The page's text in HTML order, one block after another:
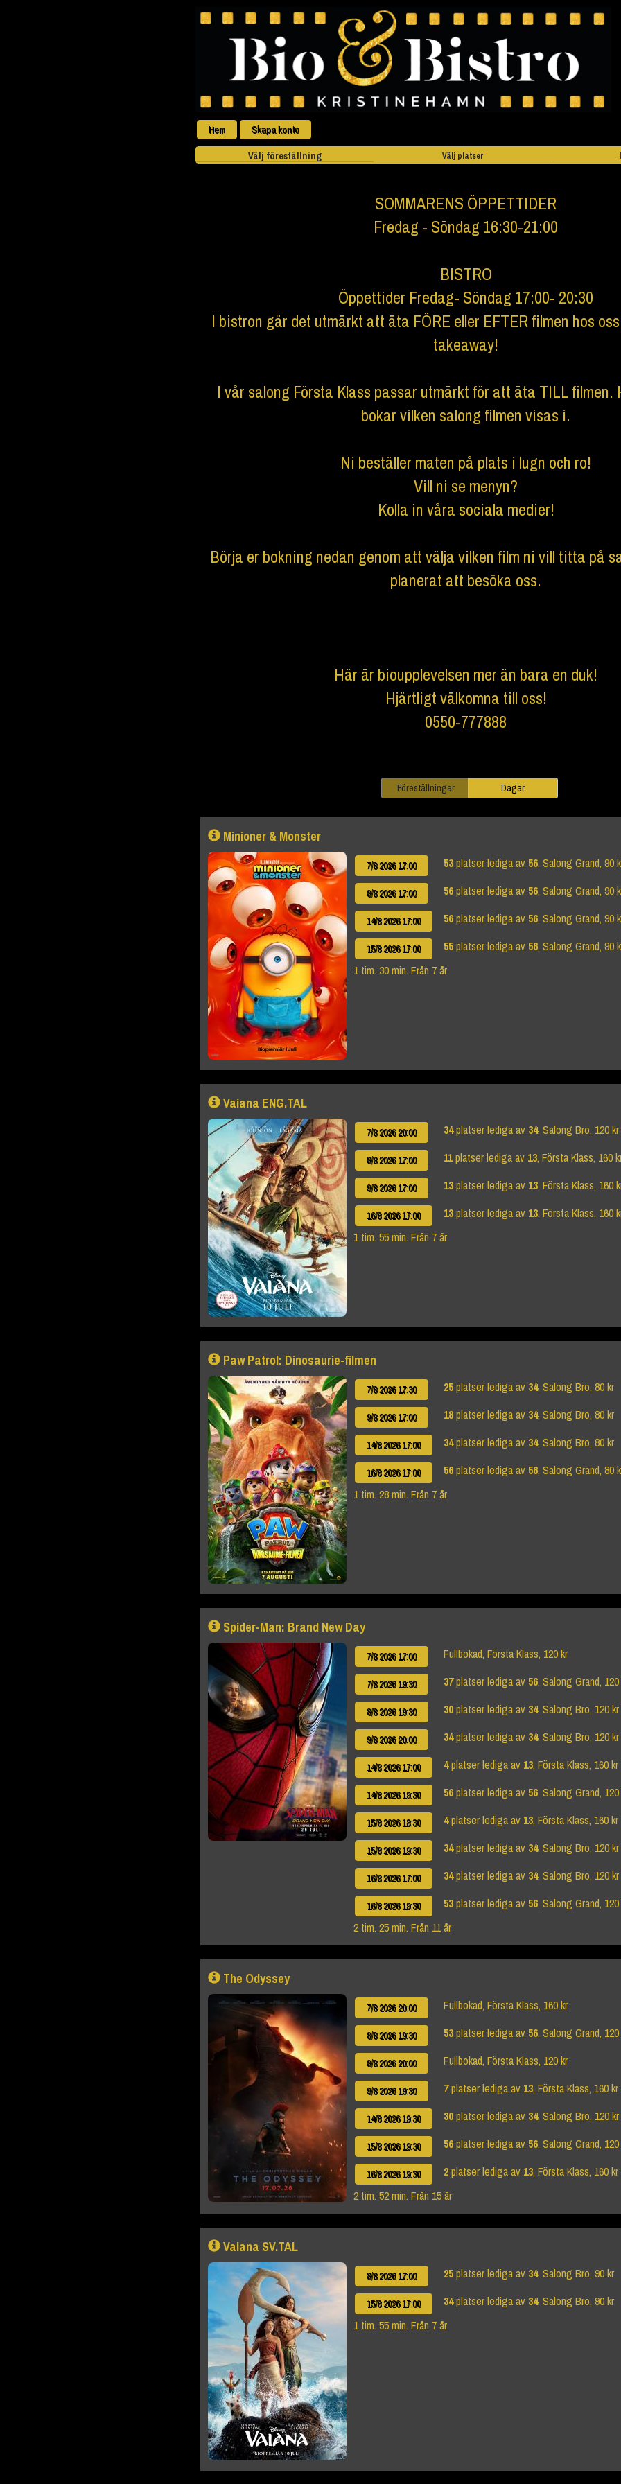
Hem Skapa konto
Välj föreställning Välj platser
SOMMARENS ÖPPETTIDER
Fredag - Söndag 16:30-21:00
BISTRO
Öppettider Fredag- Söndag 17:00- 20:30
I bistron går det utmärkt att äta FÖRE eller EFTER filmen hos
takeaway!
I vår salong Första Klass passar utmärkt för att äta TILL filmen.
bokar vilken salong filmen visas i.
Ni beställer maten på plats i lugn och ro!
Vill ni se menyn?
Kolla in våra sociala medier!
Börja er bokning nedan genom att välja vilken film ni vill titta på
planerat att besöka oss.
Här är bioupplevelsen mer än bara en duk!
Hjärtligt välkomna till oss!
0550-777888
Föreställningar Dagar
Minioner & Monster
7/8 2026 17:00 53platser lediga av 56, Salong Grand, 90
8/8 2026 17:00 56platser lediga av 56, Salong Grand, 90
14/8 2026 17:00 56platser lediga av 56, Salong Grand, 90
15/8 2026 17:00 55platser lediga av 56, Salong Grand, 90
1 tim. 30 min. Från 7 år
Vaiana ENG.TAL
7/8 2026 20:00 34platser lediga av 34, Salong Bro, 120 kr
8/8 2026 17:00 11platser lediga av 13, Första Klass, 160
9/8 2026 17:00 13platser lediga av 13, Första Klass, 160
16/8 2026 17:00 13platser lediga av 13, Första Klass, 160
1 tim. 55 min. Från 7 år
Paw Patrol: Dinosaurie-filmen
7/8 2026 17:30 25platser lediga av 34, Salong Bro, 80 kr
9/8 2026 17:00 18platser lediga av 34, Salong Bro, 80 kr
14/8 2026 17:00 34platser lediga av 34, Salong Bro, 80 kr
16/8 2026 17:00 56platser lediga av 56, Salong Grand, 80
1 tim. 28 min. Från 7 år
Spider-Man: Brand New Day
7/8 2026 17:00 Fullbokad, Första Klass, 120 kr
7/8 2026 19:30 37platser lediga av 56, Salong Grand,
8/8 2026 19:30 30platser lediga av 34, Salong Bro, 120 kr
9/8 2026 20:00 34platser lediga av 34, Salong Bro, 120 kr
14/8 2026 17:00 4platser lediga av 13, Första Klass, 160 kr
14/8 2026 19:30 56platser lediga av 56, Salong Grand,
15/8 2026 18:30 4platser lediga av 13, Första Klass, 160 kr
15/8 2026 19:30 34platser lediga av 34, Salong Bro, 120 kr
16/8 2026 17:00 34platser lediga av 34, Salong Bro, 120 kr
16/8 2026 19:30 53platser lediga av 56, Salong Grand,
2 tim. 25 min. Från 11 år
The Odyssey
7/8 2026 20:00 Fullbokad, Första Klass, 160 kr
8/8 2026 19:30 53platser lediga av 56, Salong Grand,
8/8 2026 20:00 Fullbokad, Första Klass, 120 kr
9/8 2026 19:30 7platser lediga av 13, Första Klass, 160 kr
14/8 2026 19:30 30platser lediga av 34, Salong Bro, 120 kr
15/8 2026 19:30 56platser lediga av 56, Salong Grand,
16/8 2026 19:30 2platser lediga av 13, Första Klass, 160 kr
2 tim. 52 min. Från 15 år
Vaiana SV.TAL
8/8 2026 17:00 25platser lediga av 34, Salong Bro, 90 kr
15/8 2026 17:00 34platser lediga av 34, Salong Bro, 90 kr
1 tim. 55 min. Från 7 år